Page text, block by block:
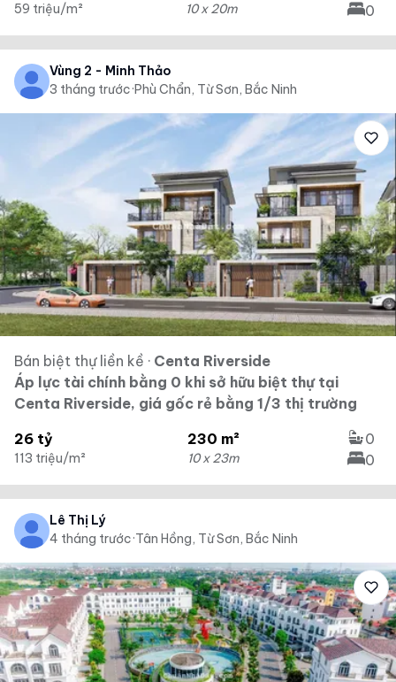
59 triệu/m² 10 x 20m
0
Vùng 2 - Minh Thảo
3 tháng trước·Phù Chẩn, Từ Sơn, Bắc Ninh
Bán biệt thự liền kề · Centa Riverside
Áp lực tài chính bằng 0 khi sở hữu biệt thự tại
Centa Riverside, giá gốc rẻ bằng 1/3 thị trường
26 tỷ
113 triệu/m²
230 m²
10 x 23m
0
0
Lê Thị Lý
4 tháng trước·Tân Hồng, Từ Sơn, Bắc Ninh